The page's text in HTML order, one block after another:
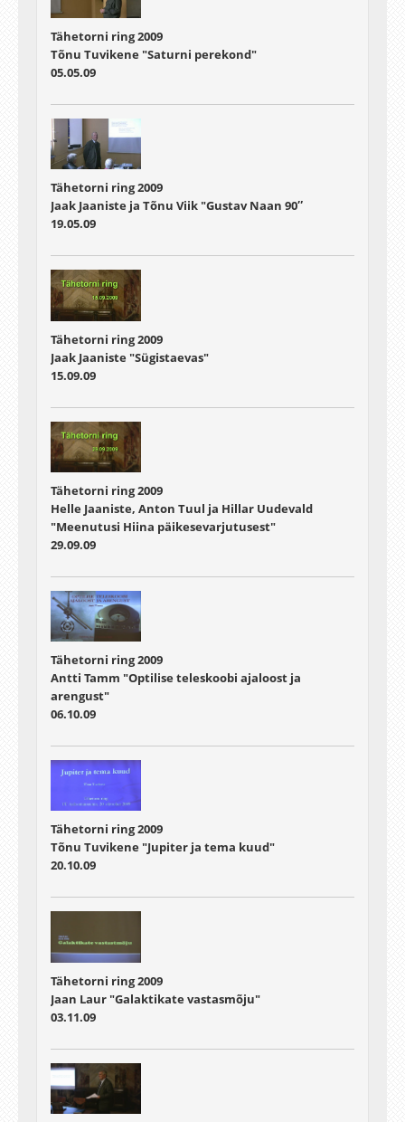
Tähetorni ring 2009
Tõnu Tuvikene "Saturni perekond"
05.05.09
Tähetorni ring 2009
Jaak Jaaniste ja Tõnu Viik "Gustav Naan 90″
19.05.09
Tähetorni ring 2009
Jaak Jaaniste "Sügistaevas"
15.09.09
Tähetorni ring 2009
Helle Jaaniste, Anton Tuul ja Hillar Uudevald
"Meenutusi Hiina päikesevarjutusest"
29.09.09
Tähetorni ring 2009
Antti Tamm "Optilise teleskoobi ajaloost ja
arengust"
06.10.09
Tähetorni ring 2009
Tõnu Tuvikene "Jupiter ja tema kuud"
20.10.09
Tähetorni ring 2009
Jaan Laur "Galaktikate vastasmõju"
03.11.09